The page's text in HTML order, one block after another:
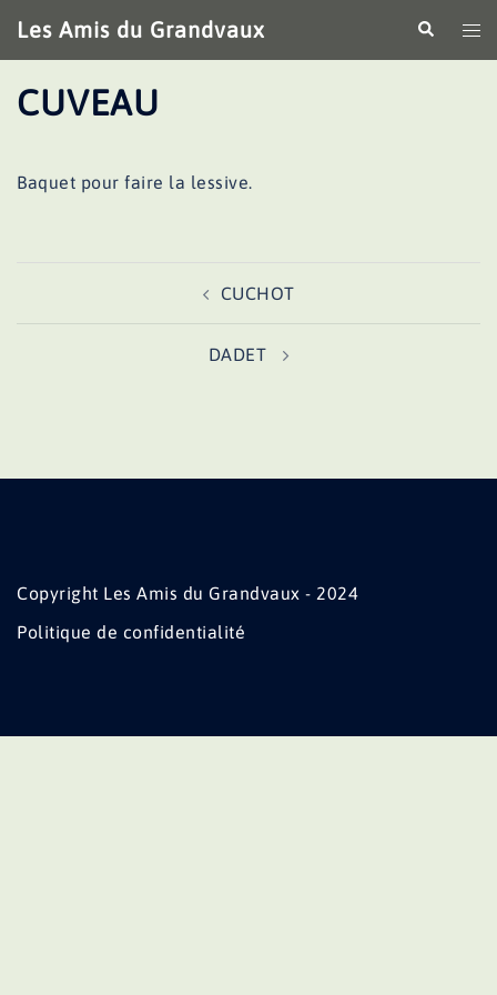
au
contenu
Les Amis du Grandvaux
le
CUVEAU
Baquet pour faire la lessive.
CUCHOT
DADET
Copyright Les Amis du Grandvaux - 2024
Politique de confidentialité